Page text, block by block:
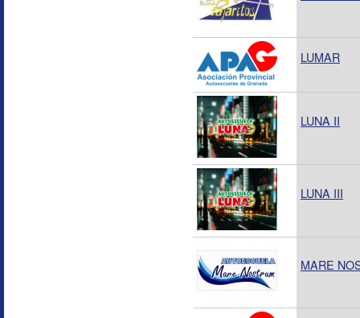
LUMAR
LUNA II
LUNA III
MARE